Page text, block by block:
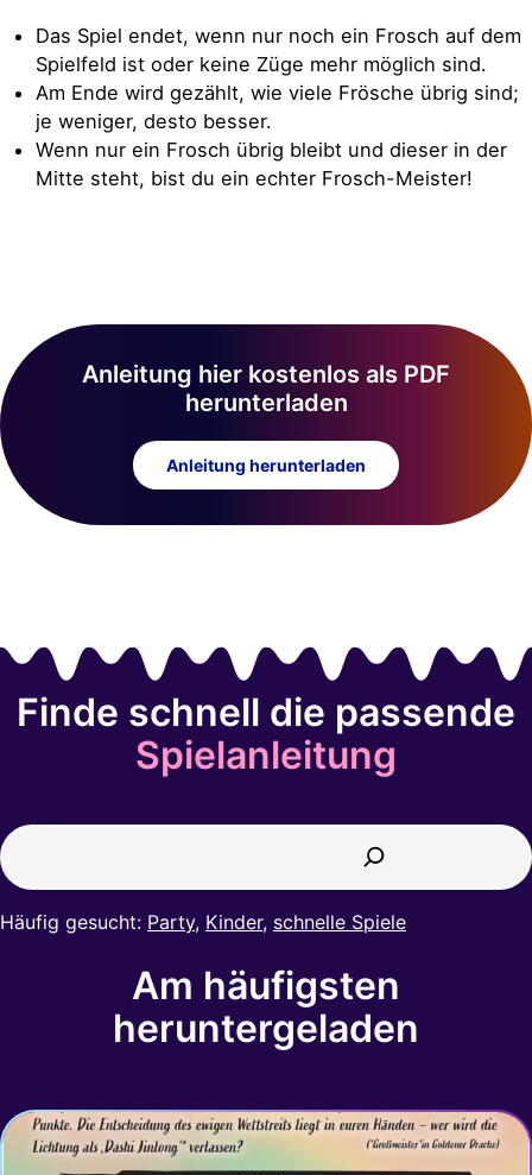
Das Spiel endet, wenn nur noch ein Frosch auf dem
Spielfeld ist oder keine Züge mehr möglich sind.
Am Ende wird gezählt, wie viele Frösche übrig sind;
je weniger, desto besser.
Wenn nur ein Frosch übrig bleibt und dieser in der
Mitte steht, bist du ein echter Frosch-Meister!
Anleitung hier kostenlos als PDF
herunterladen
Anleitung herunterladen
Finde schnell die passende
Spielanleitung
Suchen
Häufig gesucht: Party, Kinder, schnelle Spiele
Am häufigsten
heruntergeladen